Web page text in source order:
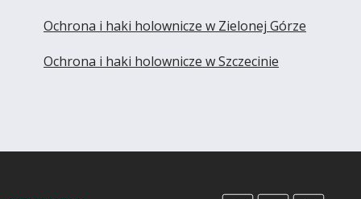
Ochrona i haki holownicze w Zielonej Górze
Ochrona i haki holownicze w Szczecinie